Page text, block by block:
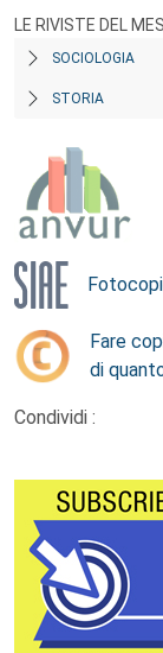
LE RIVISTE DEL
SOCIOLOGIA
STORIA
Fare
di
Condividi :